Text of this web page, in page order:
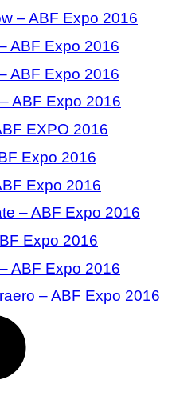
– ABF Expo 2016
ABF Expo 2016
ABF Expo 2016
ABF Expo 2016
EXPO 2016
Expo 2016
Expo 2016
– ABF Expo 2016
Expo 2016
ABF Expo 2016
– ABF Expo 2016